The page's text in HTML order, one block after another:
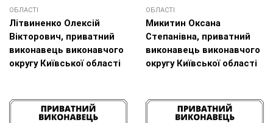
ОБЛАСТІ
Літвиненко Олексій
Вікторович, приватний
виконавець виконавчого
округу Київської області
ОБЛАСТІ
Микитин Оксана
Степанівна, приватний
виконавець виконавчого
округу Київської області